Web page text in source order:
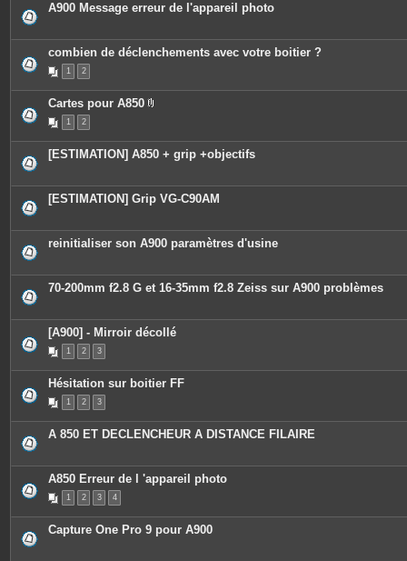
A900 Message erreur de l'appareil photo
combien de déclenchements avec votre boitier ?
1 2
Cartes pour A850
c
e
o
i
e
s
1 2
[ESTIMATION] A850 + grip +objectifs
[ESTIMATION] Grip VG-C90AM
reinitialiser son A900 paramètres d'usine
70-200mm f2.8 G et 16-35mm f2.8 Zeiss sur A900 problèmes
[A900] - Mirroir décollé
1 2 3
Hésitation sur boitier FF
1 2 3
A 850 ET DECLENCHEUR A DISTANCE FILAIRE
A850 Erreur de l 'appareil photo
1 2 3 4
Capture One Pro 9 pour A900